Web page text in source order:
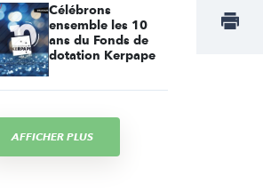
Célébrons
ensemble les 10
ans du Fonds de
dotation Kerpape
AFFICHER PLUS